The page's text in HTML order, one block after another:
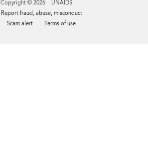
Copyright © 2026 UNAIDS
Report fraud, abuse, misconduct
Scam alert
Terms of use